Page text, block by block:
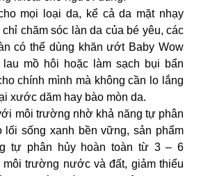
mọi loại da, kể cả da mặt nhạy
chăm sóc làn da của bé yêu, các
có thể dùng khăn ướt Baby Wow
mồ hôi hoặc làm sạch bụi bẩn
chính mình mà không cần lo lắng
xước dăm hay bào mòn da.
môi trường nhờ khả năng tự phân
lối sống xanh bền vững, sản phẩm
tự phân hủy hoàn toàn từ 3 – 6
môi trường nước và đất, giảm thiểu